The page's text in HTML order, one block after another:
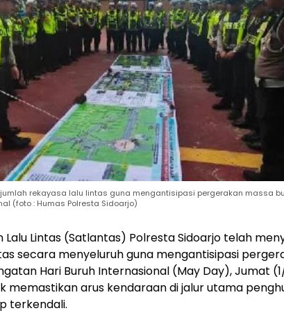
rekayasa lalu lintas guna mengantisipasi pergerakan massa
(foto : Humas Polresta Sidoarjo)
Lalu Lintas (Satlantas) Polresta Sidoarjo telah
secara menyeluruh guna mengantisipasi
Hari Buruh Internasional (May Day), Jumat
memastikan arus kendaraan di jalur utama
terkendali.